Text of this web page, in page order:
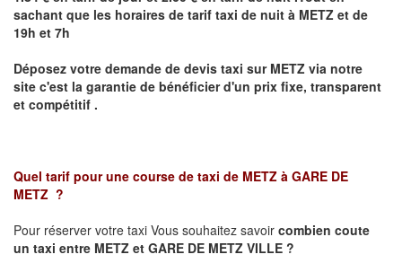
sachant que les horaires de tarif taxi de nuit à METZ et de
19h et 7h
Déposez votre demande de devis taxi sur METZ via notre
site c'est la garantie de bénéficier d'un prix fixe, transparent
et compétitif .
Quel tarif pour une course de taxi de METZ à GARE DE
METZ ?
Pour réserver votre taxi Vous souhaitez savoir combien coute
un taxi entre METZ et GARE DE METZ VILLE ?